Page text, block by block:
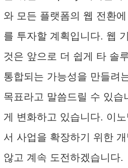
와 모든 플랫폼의 웹 전환
를 투자할 계획입니다. 웹
것은 앞으로 더 쉽게 타 솔
통합되는 가능성을 만들려
목표라고 말씀드릴 수 있습
게 변화하고 있습니다. 이
서 사업을 확장하기 위한
않고 계속 도전하겠습니다.